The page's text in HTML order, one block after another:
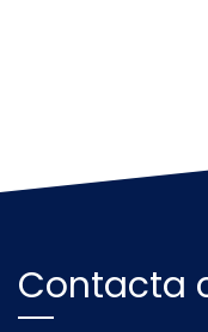
Contacta